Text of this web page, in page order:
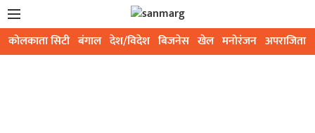
कोलकाता सिटी बंगाल देश/विदेश बिजनेस खेल मनोरंजन अपराजिता